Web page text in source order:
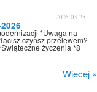
2026-03-25
*Uwaga na
czynsz przelewem?
życzenia *8
Wiecej »